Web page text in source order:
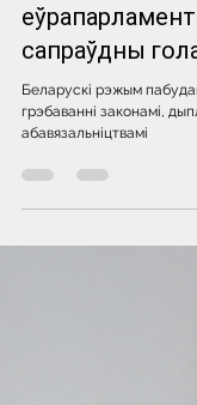
Дэмсілы —
сапраўдны
Беларускі рэжым
абавязальніцтвамі